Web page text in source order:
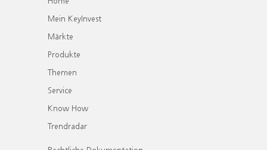
Mein KeyInvest
Märkte
Produkte
Themen
Service
Know How
Trendradar